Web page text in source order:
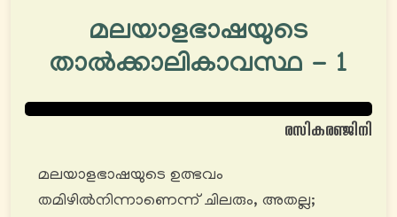
മലയാളഭാഷയുടെ
താൽക്കാലികാവസ്ഥ - 1
രസികരഞ്ജിനി
മലയാളഭാഷയുടെ ഉത്ഭവം
തമിഴിൽനിന്നാണെന്ന് ചിലരും, അതല്ല;